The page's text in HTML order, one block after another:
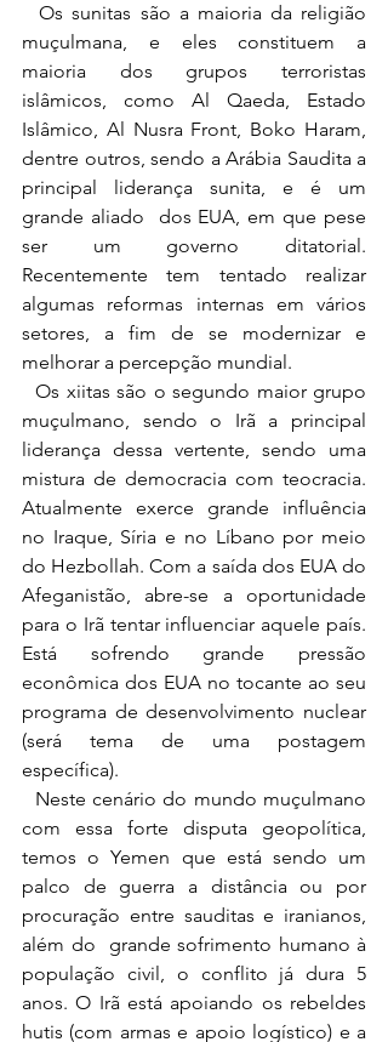
  Os sunitas são a maioria da religião
muçulmana, e eles constituem a
maioria dos grupos terroristas
islâmicos, como Al Qaeda, Estado
Islâmico, Al Nusra Front, Boko Haram,
dentre outros, sendo a Arábia Saudita a
principal liderança sunita, e é um
grande aliado  dos EUA, em que pese
ser um governo ditatorial.
Recentemente tem tentado realizar
algumas reformas internas em vários
setores, a fim de se modernizar e
melhorar a percepção mundial.
muçulmano, sendo o Irã a principal
liderança dessa vertente, sendo uma
mistura de democracia com teocracia.
Atualmente exerce grande influência
no Iraque, Síria e no Líbano por meio
do Hezbollah. Com a saída dos EUA do
Afeganistão, abre-se a oportunidade
para o Irã tentar influenciar aquele país.
Está sofrendo grande pressão
econômica dos EUA no tocante ao seu
programa de desenvolvimento nuclear
(será tema de uma postagem
específica).
com essa forte disputa geopolítica,
temos o Yemen que está sendo um
palco de guerra a distância ou por
procuração entre sauditas e iranianos,
além do
grande sofrimento humano à
população civil, o conflito já dura 5
anos. O Irã está apoiando os rebeldes
hutis (com armas e apoio logístico) e a